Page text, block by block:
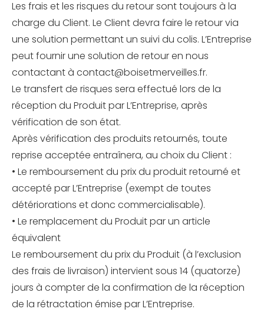
Les frais et les risques du retour sont toujours à la
charge du Client. Le Client devra faire le retour via
une solution permettant un suivi du colis. L’Entreprise
peut fournir une solution de retour en nous
contactant à contact@boisetmerveilles.fr.
Le transfert de risques sera effectué lors de la
réception du Produit par L’Entreprise, après
vérification de son état.
Après vérification des produits retournés, toute
reprise acceptée entraînera, au choix du Client :
• Le remboursement du prix du produit retourné et
accepté par L’Entreprise (exempt de toutes
détériorations et donc commercialisable).
• Le remplacement du Produit par un article
équivalent
Le remboursement du prix du Produit (à l’exclusion
des frais de livraison) intervient sous 14 (quatorze)
jours à compter de la confirmation de la réception
de la rétractation émise par L’Entreprise.